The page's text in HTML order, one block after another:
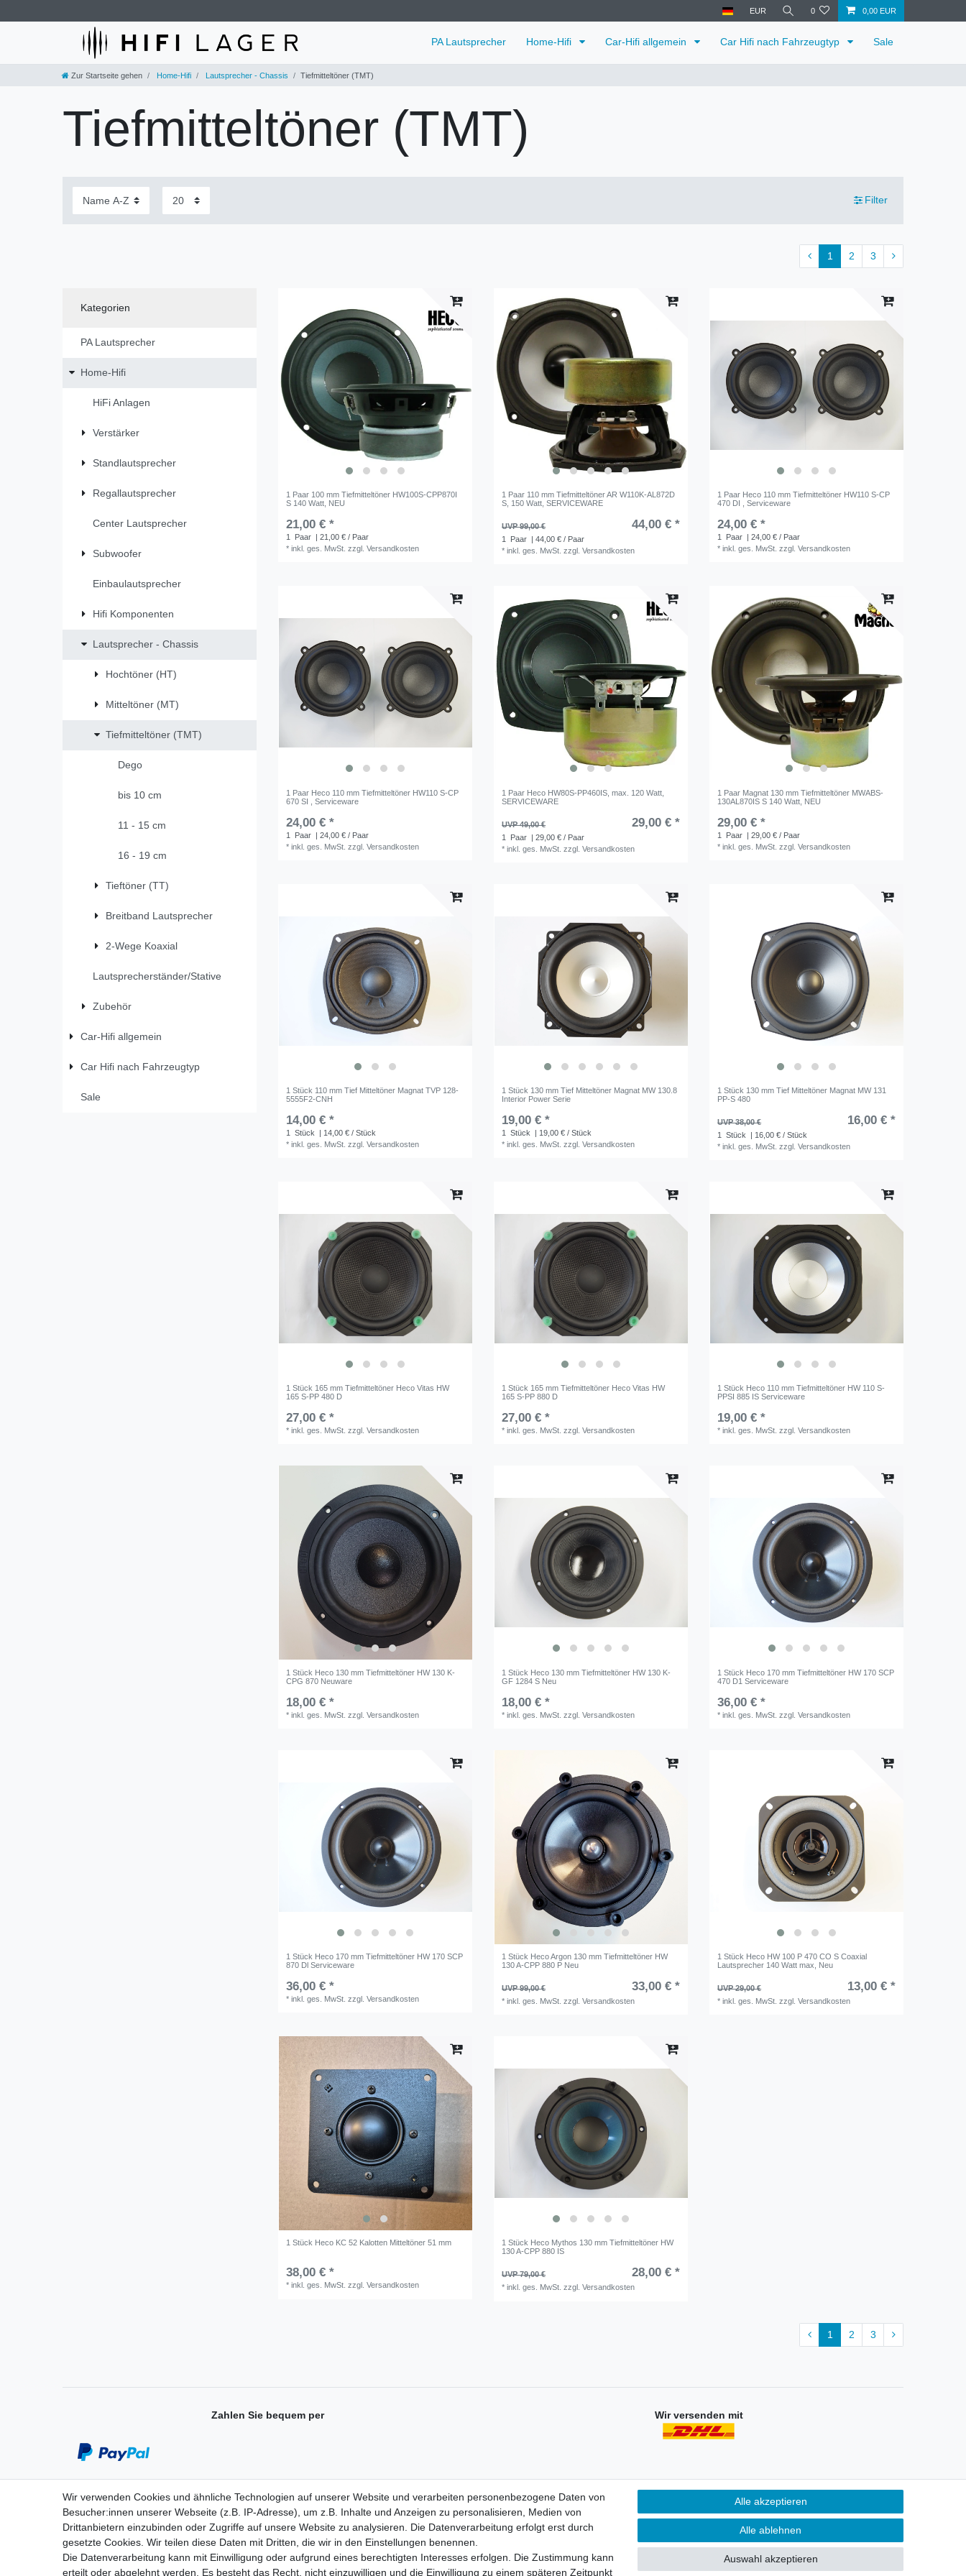
EUR 0 0,00 EUR
PA Lautsprecher Home-Hifi Car-Hifi allgemein Car Hifi nach Fahrzeugtyp Sale
Zur Startseite gehen Home-Hifi Lautsprecher - Chassis Tiefmitteltöner (TMT)
Tiefmitteltöner (TMT)
Filter
1 2 3
Kategorien
PA Lautsprecher
Home-Hifi
HiFi Anlagen
Verstärker
Standlautsprecher
Regallautsprecher
Center Lautsprecher
Subwoofer
Einbaulautsprecher
Hifi Komponenten
Lautsprecher - Chassis
Hochtöner (HT)
Mitteltöner (MT)
Tiefmitteltöner (TMT)
Dego
bis 10 cm
11 - 15 cm
16 - 19 cm
Tieftöner (TT)
Breitband Lautsprecher
2-Wege Koaxial
Lautsprecherständer/Stative
Zubehör
Car-Hifi allgemein
Car Hifi nach Fahrzeugtyp
Sale
1 Paar 100 mm Tiefmitteltöner HW100S-CPP870I
S 140 Watt, NEU
21,00 € *
1 Paar | 21,00 € / Paar
*inkl. ges. MwSt. zzgl.Versandkosten
1 Paar 110 mm Tiefmitteltöner AR W110K-AL872D
S, 150 Watt, SERVICEWARE
UVP 99,00 € 44,00 € *
1 Paar | 44,00 € / Paar
*inkl. ges. MwSt. zzgl.Versandkosten
1 Paar Heco 110 mm Tiefmitteltöner HW110 S-CP
470 DI , Serviceware
24,00 € *
1 Paar | 24,00 € / Paar
*inkl. ges. MwSt. zzgl.Versandkosten
1 Paar Heco 110 mm Tiefmitteltöner HW110 S-CP
670 SI , Serviceware
24,00 € *
1 Paar | 24,00 € / Paar
*inkl. ges. MwSt. zzgl.Versandkosten
1 Paar Heco HW80S-PP460IS, max. 120 Watt,
SERVICEWARE
UVP 49,00 € 29,00 € *
1 Paar | 29,00 € / Paar
*inkl. ges. MwSt. zzgl.Versandkosten
1 Paar Magnat 130 mm Tiefmitteltöner MWABS-
130AL870IS S 140 Watt, NEU
29,00 € *
1 Paar | 29,00 € / Paar
*inkl. ges. MwSt. zzgl.Versandkosten
1 Stück 110 mm Tief Mitteltöner Magnat TVP 128-
5555F2-CNH
14,00 € *
1 Stück
| 14,00 € / Stück
*inkl. ges. MwSt. zzgl.Versandkosten
1 Stück 130 mm Tief Mitteltöner Magnat MW 130.8
Interior Power Serie
19,00 € *
1 Stück
| 19,00 € / Stück
*inkl. ges. MwSt. zzgl.Versandkosten
1 Stück 130 mm Tief Mitteltöner Magnat MW 131
PP-S 480
UVP 38,00 € 16,00 € *
1 Stück
| 16,00 € / Stück
*inkl. ges. MwSt. zzgl.Versandkosten
1 Stück 165 mm Tiefmitteltöner Heco Vitas HW
165 S-PP 480 D
27,00 € *
*inkl. ges. MwSt. zzgl.Versandkosten
1 Stück 165 mm Tiefmitteltöner Heco Vitas HW
165 S-PP 880 D
27,00 € *
*inkl. ges. MwSt. zzgl.Versandkosten
1 Stück Heco 110 mm Tiefmitteltöner HW 110 S-
PPSI 885 IS Serviceware
19,00 € *
*inkl. ges. MwSt. zzgl.Versandkosten
1 Stück Heco 130 mm Tiefmitteltöner HW 130 K-
CPG 870 Neuware
18,00 € *
*inkl. ges. MwSt. zzgl.Versandkosten
1 Stück Heco 130 mm Tiefmitteltöner HW 130 K-
GF 1284 S Neu
18,00 € *
*inkl. ges. MwSt. zzgl.Versandkosten
1 Stück Heco 170 mm Tiefmitteltöner HW 170 SCP
470 D1 Serviceware
36,00 € *
*inkl. ges. MwSt. zzgl.Versandkosten
1 Stück Heco 170 mm Tiefmitteltöner HW 170 SCP
870 Dl Serviceware
36,00 € *
*inkl. ges. MwSt. zzgl.Versandkosten
1 Stück Heco Argon 130 mm Tiefmitteltöner HW
130 A-CPP 880 P Neu
UVP 99,00 € 33,00 € *
*inkl. ges. MwSt. zzgl.Versandkosten
1 Stück Heco HW 100 P 470 CO S Coaxial
Lautsprecher 140 Watt max, Neu
UVP 29,00 € 13,00 € *
*inkl. ges. MwSt. zzgl.Versandkosten
1 Stück Heco KC 52 Kalotten Mitteltöner 51 mm
38,00 € *
*inkl. ges. MwSt. zzgl.Versandkosten
1 Stück Heco Mythos 130 mm Tiefmitteltöner HW
130 A-CPP 880 IS
UVP 79,00 € 28,00 € *
*inkl. ges. MwSt. zzgl.Versandkosten
1 2 3
Zahlen Sie bequem per Wir versenden mit
Einkaufen
Zahlungsarten
Versandarten & -kosten
Widerrufsrecht
Warenkorb
Mein Konto
Registrieren
Login
Unternehmen
Datenschutzerklärung
Impressum
Wir verwenden Cookies und ähnliche Technologien auf unserer Website und verarbeiten personenbezogene Daten von
Besucher:innen unserer Webseite (z.B. IP-Adresse), um z.B. Inhalte und Anzeigen zu personalisieren, Medien von
Drittanbietern einzubinden oder Zugriffe auf unsere Website zu analysieren. Die Datenverarbeitung erfolgt erst durch
gesetzte Cookies. Wir teilen diese Daten mit Dritten, die wir in den Einstellungen benennen.
Die Datenverarbeitung kann mit Einwilligung oder aufgrund eines berechtigten Interesses erfolgen. Die Zustimmung kann
erteilt oder abgelehnt werden. Es besteht das Recht, nicht einzuwilligen und die Einwilligung zu einem späteren Zeitpunkt
Alle akzeptieren
Alle ablehnen
Auswahl akzeptieren